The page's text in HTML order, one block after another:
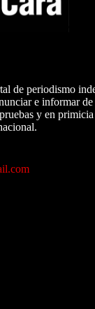
de periodismo
e informar de
y en primicia